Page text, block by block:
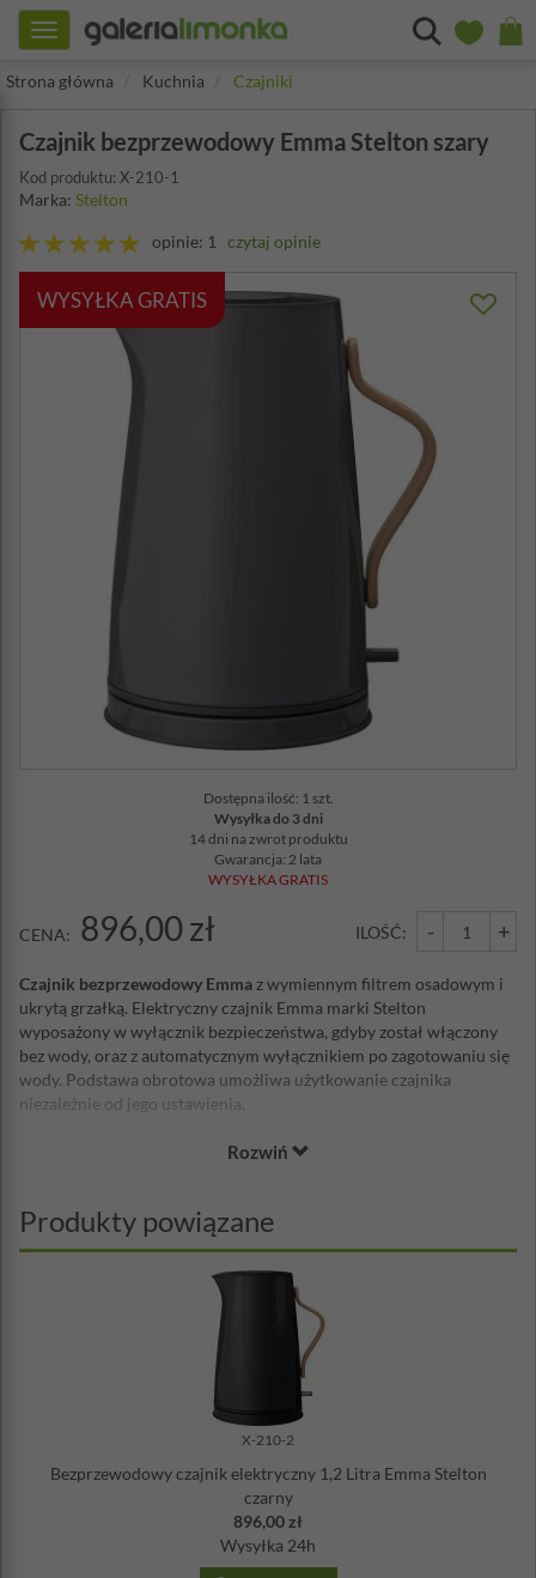
Toggle
navigation
Strona główna
Kuchnia Czajniki
Czajnik bezprzewodowy Emma Stelton szary
Kod produktu: X-210-1
Marka: Stelton
opinie: 1 czytaj opinie
WYSYŁKA GRATIS
Dostępna ilość: 1 szt.
Wysyłka do 3 dni
14 dni na zwrot produktu
Gwarancja: 2 lata
WYSYŁKA GRATIS
CENA: 896,00 zł ILOŚĆ: - +
Czajnik bezprzewodowy Emmaz wymiennym filtrem osadowym i
ukrytą grzałką. Elektryczny czajnik Emma marki Stelton
wyposażony w wyłącznik bezpieczeństwa, gdyby został włączony
bez wody, oraz z automatycznym wyłącznikiem po zagotowaniu się
wody. Podstawa obrotowa umożliwa użytkowanie czajnika
niezależnie od jego ustawienia.
niezbędne podczas przygotowania i serwowania kawy czy herbaty.
filiżanki do herbaty, kubki czy mleczniki - wszystkie produkty
charakteryzują się elegancką linią, skupioną na prostej formie,
kilku odcieniach kolorystycznych, tworząc na nowo klasyki designu
Materiał: stal nierdzewna lakierowana, tworzywo sztuczne,
Średnica: 20 x 26 cm
Projekt: HolmbäckNordentoft
Automatyczny wyłącznik
Wyłącznik bezpieczeństwa
Rozwiń
Produkty powiązane
X-210-2
Bezprzewodowy czajnik elektryczny 1,2 Litra Emma Stelton
czarny
896,00 zł
Wysyłka 24h